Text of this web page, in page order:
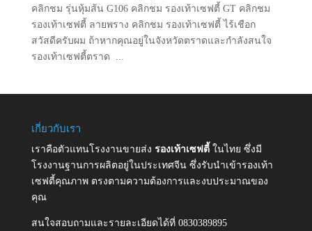
คลิกชม รุ่นหุ้มส้น G106 คลิกชม รองเท้าเซฟตี้ GT คลิกชม
รองเท้าเซฟตี้ ลายพราง คลิกชม รองเท้าเซฟตี้ ไร้เชือก
สวัสดีครับผม ถ้าหากคุณอยู่ในจังหวัดตราดและกำลังสนใจ
รองเท้าเซฟตี้ตราด ...
เกี่ยวกับเรา
เราคือตัวแทนโรงงานขายส่ง รองเท้าเซฟตี้ ในไทย ซึ่งมี
โรงงานฐานการผลิตอยู่ในประเทศจีน ซึ่งรับนำเข้ารองเท้า
เซฟตี้คุณภาพ ตรงตามความต้องการและงบประมาณของ
คุณ
สนใจสอบถามและรายละเอียดได้ที่ 0830389895